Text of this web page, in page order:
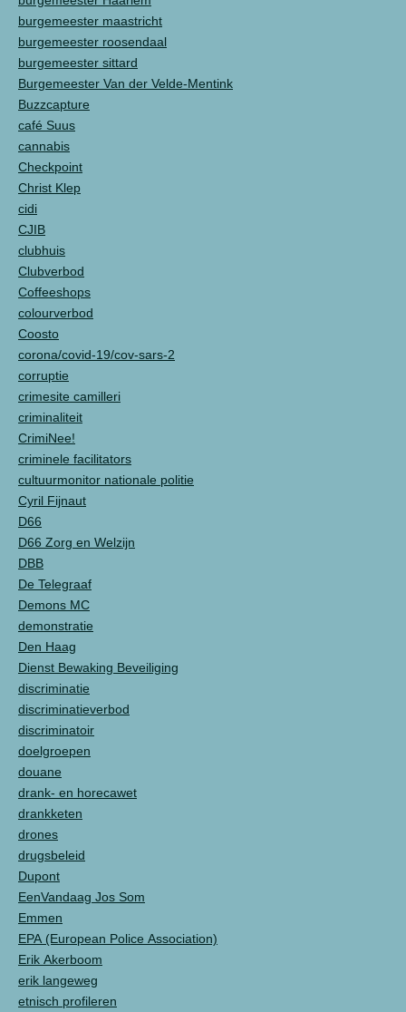
burgemeester maastricht
burgemeester roosendaal
burgemeester sittard
Burgemeester Van der Velde-Mentink
Buzzcapture
café Suus
cannabis
Checkpoint
Christ Klep
cidi
CJIB
clubhuis
Clubverbod
Coffeeshops
colourverbod
Coosto
corona/covid-19/cov-sars-2
corruptie
crimesite camilleri
criminaliteit
CrimiNee!
criminele facilitators
cultuurmonitor nationale politie
Cyril Fijnaut
D66
D66 Zorg en Welzijn
DBB
De Telegraaf
Demons MC
demonstratie
Den Haag
Dienst Bewaking Beveiliging
discriminatie
discriminatieverbod
discriminatoir
doelgroepen
douane
drank- en horecawet
drankketen
drones
drugsbeleid
Dupont
EenVandaag Jos Som
Emmen
EPA (European Police Association)
Erik Akerboom
erik langeweg
etnisch profileren